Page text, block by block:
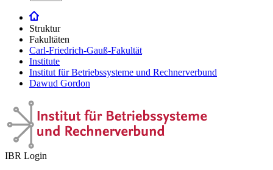
Struktur
Fakultäten
Carl-Friedrich-Gauß-Fakultät
Institute
Institut für Betriebssysteme und Rechnerverbund
Dawud Gordon
IBR Login